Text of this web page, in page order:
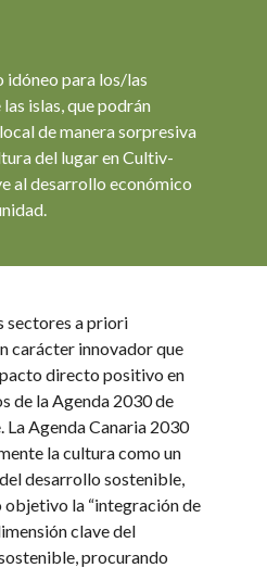
idóneo para los/las
islas, que podrán
de manera sorpresiva
del lugar en Cultiv-
al desarrollo económico
sectores a priori
carácter innovador que
directo positivo en
de la Agenda 2030 de
Agenda Canaria 2030
la cultura como un
desarrollo sostenible,
la “integración de
clave del
procurando